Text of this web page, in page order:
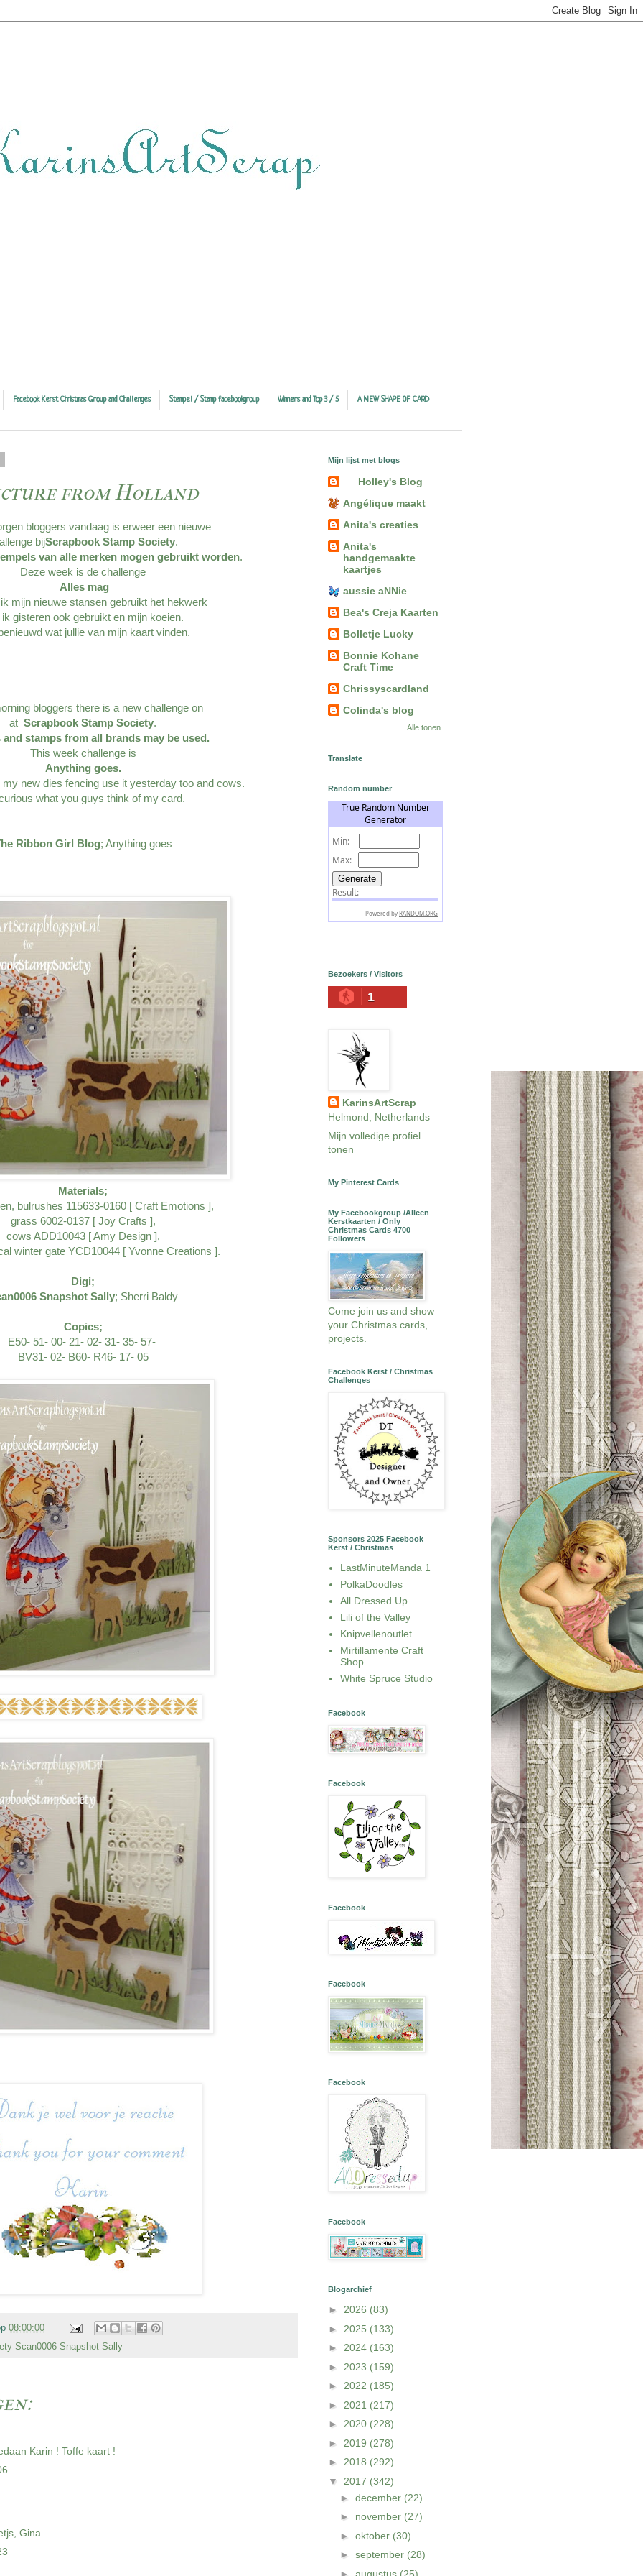
Facebook Kerst Christmas Group and Challenges Stempel / Stamp facebookgroup Winners and Top 3 / 5 A NEW SHAPE OF CARD
from Holland
bloggers vandaag is erweer een nieuwe
bijScrapbook Stamp Society.
van alle merken mogen gebruikt worden.
Deze week is de challenge
Alles mag
mijn nieuwe stansen gebruikt het hekwerk
ik gisteren ook gebruikt en mijn koeien.
wat jullie van mijn kaart vinden.
bloggers there is a new challenge on
at Scrapbook Stamp Society.
stamps from all brands may be used.
This week challenge is
Anything goes.
new dies fencing use it yesterday too and cows.
what you guys think of my card.
Ribbon Girl Blog; Anything goes
Materials;
bulrushes 115633-0160 [ Craft Emotions ],
grass 6002-0137 [ Joy Crafts ],
cows ADD10043 [ Amy Design ],
winter gate YCD10044 [ Yvonne Creations ].
Digi;
Snapshot Sally; Sherri Baldy
Copics;
E50- 51- 00- 21- 02- 31- 35- 57-
BV31- 02- B60- R46- 17- 05
08:00:00
Scan0006 Snapshot Sally
Karin ! Toffe kaart !
Gina
Mijn lijst met blogs
Holley's Blog
Angélique maakt
Anita's creaties
Anita's
handgemaakte
kaartjes
aussie aNNie
Bea's Creja Kaarten
Bolletje Lucky
Bonnie Kohane
Craft Time
Chrissyscardland
Colinda's blog
Alle tonen
Translate
Random number
Bezoekers / Visitors
1
KarinsArtScrap
Helmond, Netherlands
Mijn volledige profiel
tonen
My Pinterest Cards
My Facebookgroup /Alleen
Kerstkaarten / Only
Christmas Cards 4700
Followers
Come join us and show
your Christmas cards,
projects.
Facebook Kerst / Christmas
Challenges
Sponsors 2025 Facebook
Kerst / Christmas
LastMinuteManda 1
PolkaDoodles
All Dressed Up
Lili of the Valley
Knipvellenoutlet
Mirtillamente Craft
Shop
White Spruce Studio
Facebook
Facebook
Facebook
Facebook
Facebook
Facebook
Blogarchief
► 2026 (83)
► 2025 (133)
► 2024 (163)
► 2023 (159)
► 2022 (185)
► 2021 (217)
► 2020 (228)
► 2019 (278)
► 2018 (292)
▼ 2017 (342)
►december (22)
► november (27)
►oktober (30)
►september (28)
►augustus (25)